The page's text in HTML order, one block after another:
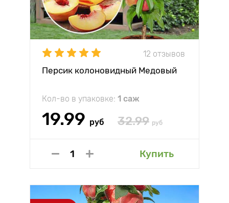
12 отзывов
Персик колоновидный Медовый
Кол-во в упаковке: 1 саж
19.99 руб 32.99 руб
Купить